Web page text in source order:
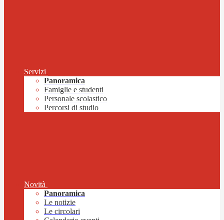
Servizi
Panoramica
Famiglie e studenti
Personale scolastico
Percorsi di studio
Novità
Panoramica
Le notizie
Le circolari